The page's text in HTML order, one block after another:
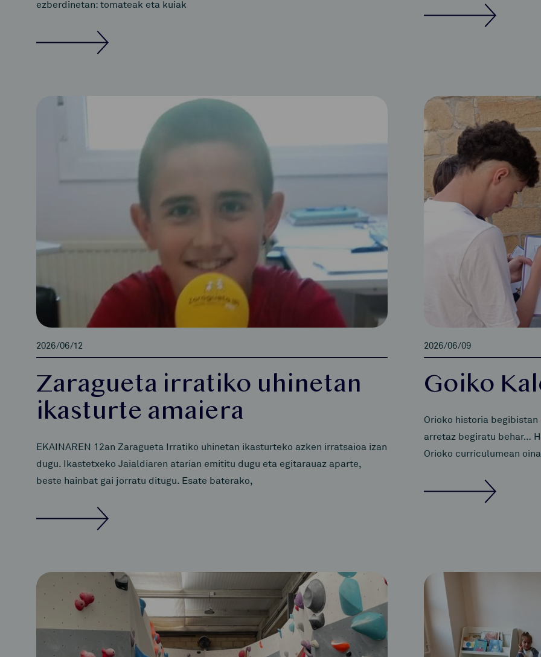
ezberdinetan: tomateak eta kuiak
2026/06/12
Zaragueta irratiko uhinetan
ikasturte amaiera
EKAINAREN 12an Zaragueta Irratiko uhinetan ikasturteko azken irratsaioa izan
dugu. Ikastetxeko Jaialdiaren atarian emititu dugu eta egitarauaz aparte,
beste hainbat gai jorratu ditugu. Esate baterako,
2026/06/09
Goiko
Orioko historia
arretaz begiratu behar…
Orioko curriculumean